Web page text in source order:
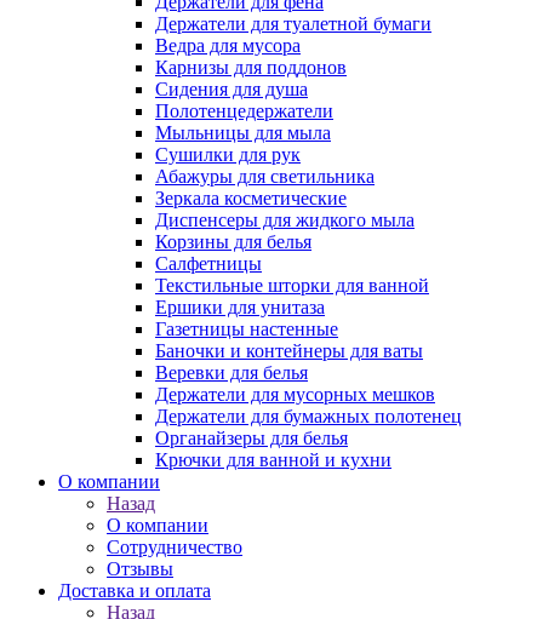
Держатели для туалетной бумаги
Ведра для мусора
Карнизы для поддонов
Сидения для душа
Полотенцедержатели
Мыльницы для мыла
Сушилки для рук
Абажуры для светильника
Зеркала косметические
Диспенсеры для жидкого мыла
Корзины для белья
Салфетницы
Текстильные шторки для ванной
Ершики для унитаза
Газетницы настенные
Баночки и контейнеры для ваты
Веревки для белья
Держатели для мусорных мешков
Держатели для бумажных полотенец
Органайзеры для белья
Крючки для ванной и кухни
О компании
Назад
О компании
Сотрудничество
Отзывы
Доставка и оплата
Назад